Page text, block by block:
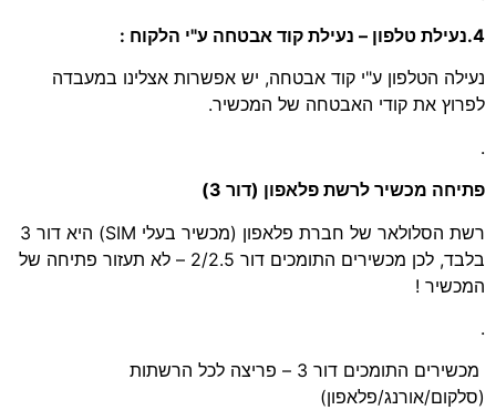
4.נעילת טלפון – נעילת קוד אבטחה ע"י הלקוח :
נעילה הטלפון ע"י קוד אבטחה, יש אפשרות אצלינו במעבדה
לפרוץ את קודי האבטחה של המכשיר.
.
פתיחה מכשיר לרשת פלאפון (דור 3)
רשת הסלולאר של חברת פלאפון (מכשיר בעלי SIM) היא דור 3
בלבד, לכן מכשירים התומכים דור 2/2.5 – לא תעזור פתיחה של
המכשיר !
.
מכשירים התומכים דור 3 – פריצה לכל הרשתות
(סלקום/אורנג/פלאפון)